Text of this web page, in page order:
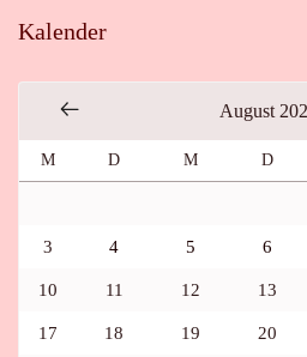
Kalender
August
M D M D
3 4 5 6
10 11 12 13
17 18 19 20